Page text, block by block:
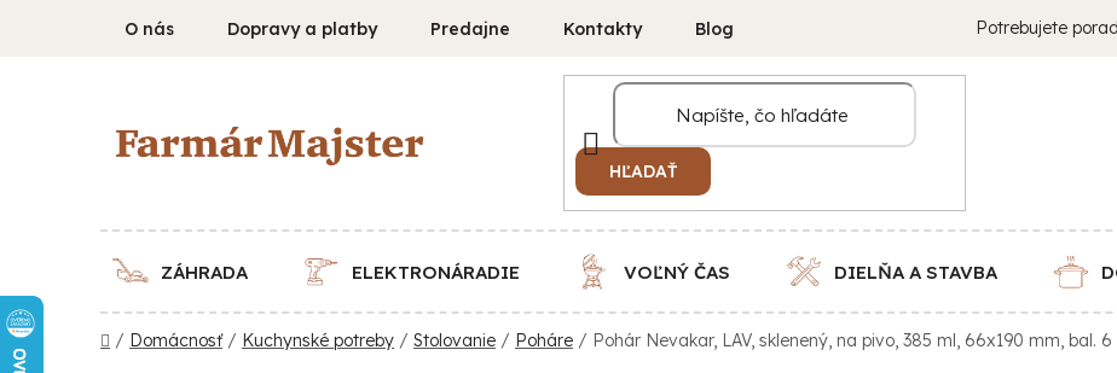
O nás Dopravy a platby Predajne Kontakty Blog Potrebujete
HĽADAŤ
ZÁHRADA ELEKTRONÁRADIE VOĽNÝ ČAS DIELŇA A STAVBA
Domov
/ Domácnosť / Kuchynské potreby / Stolovanie / Poháre / Pohár Nevakar, LAV, sklenený, na pivo, 385 ml, 66x190 mm, bal. 6